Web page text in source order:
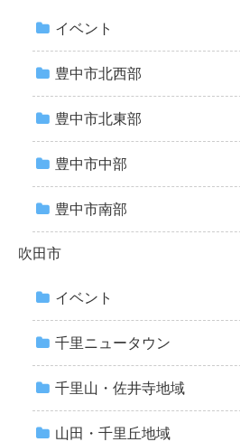
イベント
豊中市北西部
豊中市北東部
豊中市中部
豊中市南部
吹田市
イベント
千里ニュータウン
千里山・佐井寺地域
山田・千里丘地域